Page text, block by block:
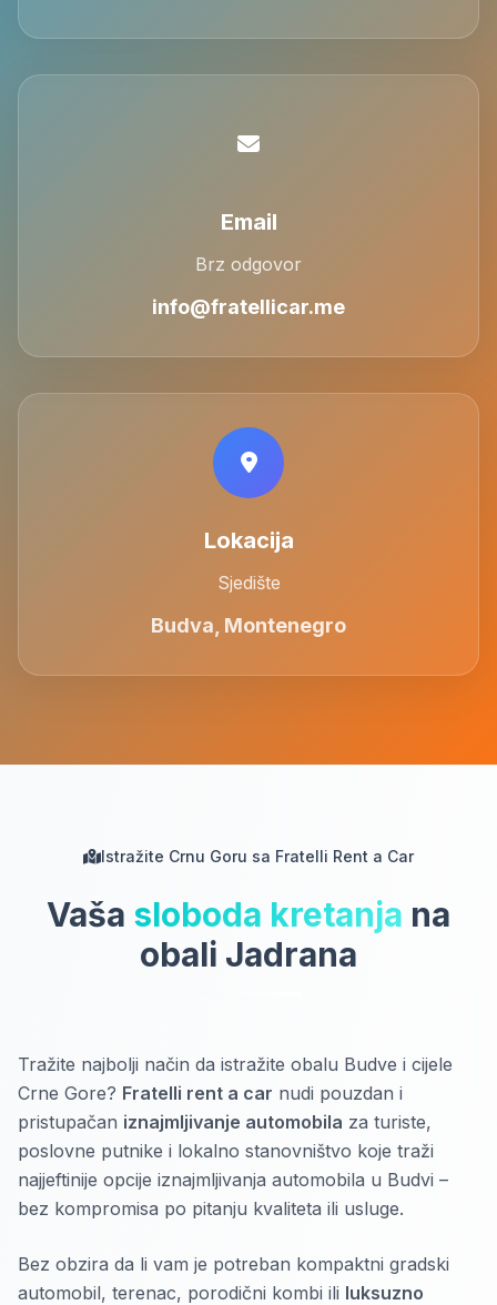
Email
Brz odgovor
info@fratellicar.me
Lokacija
Sjedište
Budva, Montenegro
Istražite Crnu Goru sa Fratelli Rent a Car
Vaša sloboda kretanja na
obali Jadrana
Tražite najbolji način da istražite obalu Budve i cijele
Crne Gore? Fratelli rent a car nudi pouzdan i
pristupačan iznajmljivanje automobila za turiste,
poslovne putnike i lokalno stanovništvo koje traži
najjeftinije opcije iznajmljivanja automobila u Budvi –
bez kompromisa po pitanju kvaliteta ili usluge.
Bez obzira da li vam je potreban kompaktni gradski
automobil, terenac, porodični kombi ili luksuzno